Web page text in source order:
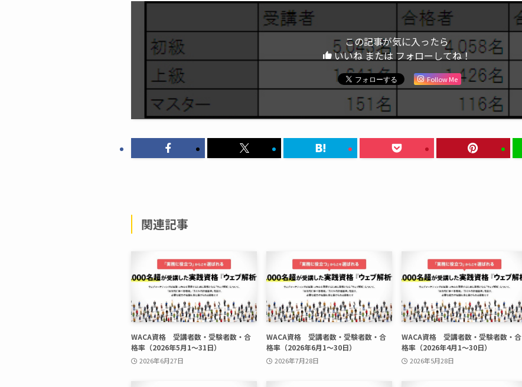
この記事が気に入ったら
いいね または フォローしてね！
Follow Me
関連記事
WACA資格 受講者数・受験者数・合
格率（2026年5月1〜31日）
2026年6月27日
WACA資格 受講者数・受験者数・合
格率（2026年6月1〜30日）
2026年7月28日
WACA資格 受講者数・受験者数・合
格率（2026年4月1〜30日）
2026年5月28日